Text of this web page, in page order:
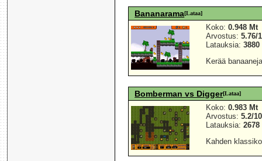
Bananarama[Lataa]
Koko:0.948 Mt
Arvostus:5.76/
Latauksia:3880
Kerää
Bomberman vs Digger[Lataa]
Koko:0.983 Mt
Arvostus:5.2/10
Latauksia:2678
Kahden